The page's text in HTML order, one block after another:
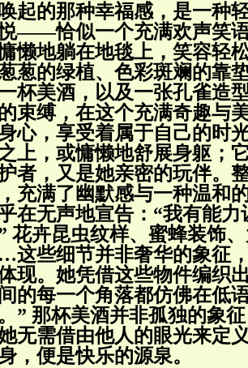
起的那种幸福感，是一种
——恰似一个充满欢声笑
懒地躺在地毯上，笑容轻
葱的绿植、色彩斑斓的靠
杯美酒，以及一张孔雀造
束缚，在这个充满奇趣与
心，享受着属于自己的时
上，或慵懒地舒展身躯；
者，又是她亲密的玩伴。
充满了幽默感与一种温
在无声地宣告：“我有能
花卉昆虫纹样、蜜蜂装饰
些细节并非奢华的象征
现。她凭借这些物件编织
的每一个角落都仿佛在低
” 那杯美酒并非孤独的象
无需借由他人的眼光来
，便是快乐的源泉。